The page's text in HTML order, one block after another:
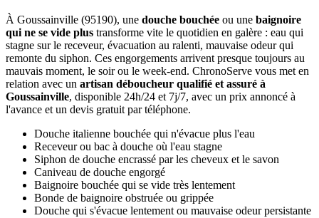
À Goussainville (95190), une douche bouchée ou une baignoire
qui ne se vide plus transforme vite le quotidien en galère : eau qui
stagne sur le receveur, évacuation au ralenti, mauvaise odeur qui
remonte du siphon. Ces engorgements arrivent presque toujours au
mauvais moment, le soir ou le week-end. ChronoServe vous met en
relation avec un artisan déboucheur qualifié et assuré à
Goussainville, disponible 24h/24 et 7j/7, avec un prix annoncé à
l'avance et un devis gratuit par téléphone.
Douche italienne bouchée qui n'évacue plus l'eau
Receveur ou bac à douche où l'eau stagne
Siphon de douche encrassé par les cheveux et le savon
Caniveau de douche engorgé
Baignoire bouchée qui se vide très lentement
Bonde de baignoire obstruée ou grippée
Douche qui s'évacue lentement ou mauvaise odeur persistante